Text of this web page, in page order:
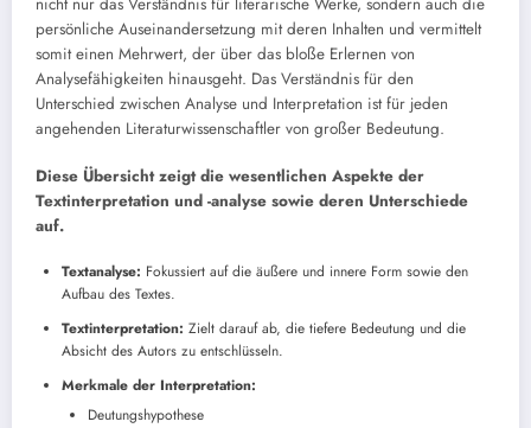
persönliche Auseinandersetzung mit deren Inhalten und vermittelt
somit einen Mehrwert, der über das bloße Erlernen von
Analysefähigkeiten hinausgeht. Das Verständnis für den
Unterschied zwischen Analyse und Interpretation ist für jeden
angehenden Literaturwissenschaftler von großer Bedeutung.
Diese Übersicht zeigt die wesentlichen Aspekte der
Textinterpretation und -analyse sowie deren Unterschiede
auf.
Textanalyse: Fokussiert auf die äußere und innere Form sowie den
Aufbau des Textes.
Textinterpretation: Zielt darauf ab, die tiefere Bedeutung und die
Absicht des Autors zu entschlüsseln.
Merkmale der Interpretation:
Deutungshypothese